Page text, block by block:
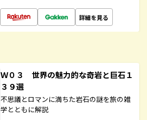
詳細を見る
Ｗ０３ 世界の魅力的な奇岩と巨石１
３９選
不思議とロマンに満ちた岩石の謎を旅の雑
学とともに解説